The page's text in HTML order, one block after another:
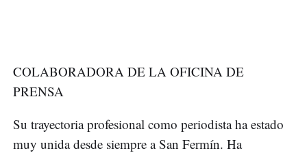
COLABORADORA DE LA OFICINA DE
PRENSA
Su trayectoria profesional como periodista ha estado
muy unida desde siempre a San Fermín. Ha